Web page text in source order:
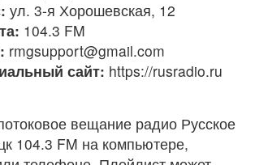
ул. 3-я Хорошевская, 12
104.3 FM
rmgsupport@gmail.com
сайт: https://rusradio.ru
вещание радио Русское
104.3 FM на компьютере,